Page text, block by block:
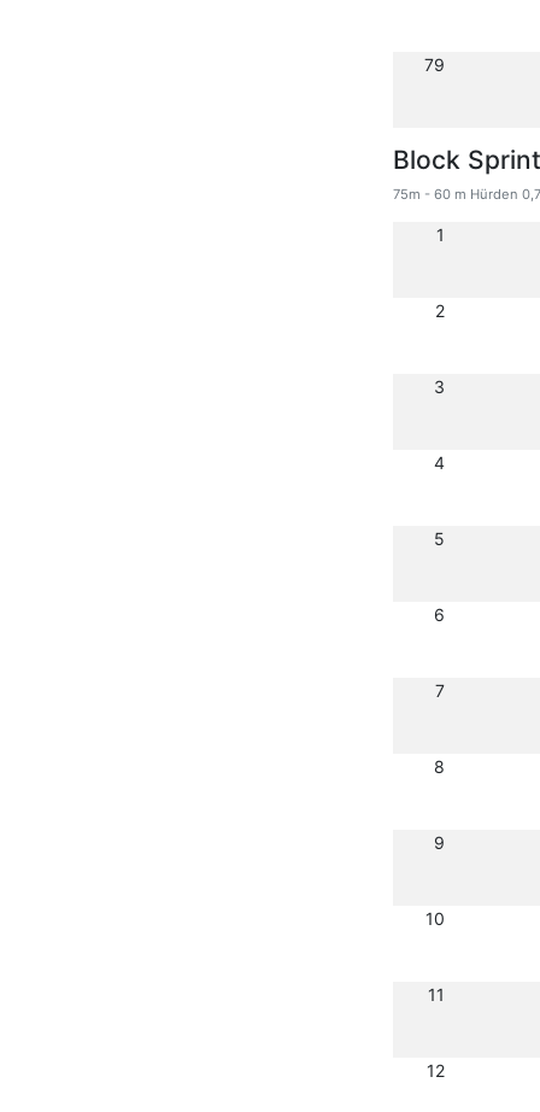
79
Block
75m - 60 m Hürden
1
2
3
4
5
6
7
8
9
10
11
12